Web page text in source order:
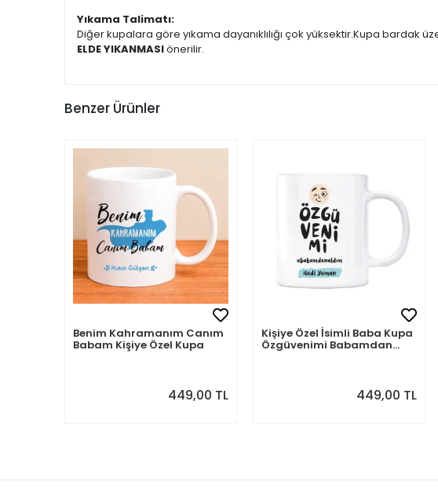
Yıkama Talimatı:
Diğer kupalara göre yıkama dayanıklılığı çok yüksektir.Kupa bardak
ELDE YIKANMASIönerilir.
Benzer Ürünler
Benim Kahramanım Canım
Babam Kişiye Özel Kupa
449,00 TL
Kişiye Özel İsimli Baba Kupa
Özgüvenimi Babamdan
449,00 TL